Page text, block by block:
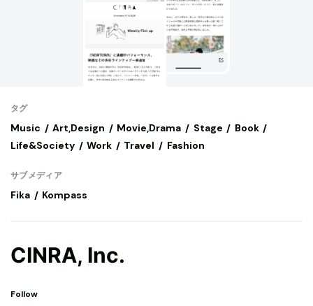
タグ
Music Art,Design Movie,Drama Stage
Book
Life&Society
Work Travel Fashion
サブメディア
Fika Kompass
CINRA, Inc.
Follow